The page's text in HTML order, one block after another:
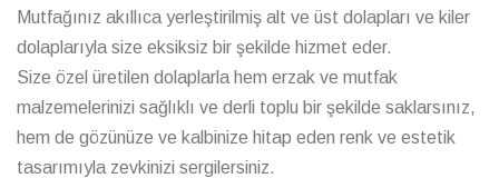
Mutfağınız akıllıca yerleştirilmiş alt ve üst dolapları ve kiler
dolaplarıyla size eksiksiz bir şekilde hizmet eder.
Size özel üretilen dolaplarla hem erzak ve mutfak
malzemelerinizi sağlıklı ve derli toplu bir şekilde saklarsınız,
hem de gözünüze ve kalbinize hitap eden renk ve estetik
tasarımıyla zevkinizi sergilersiniz.